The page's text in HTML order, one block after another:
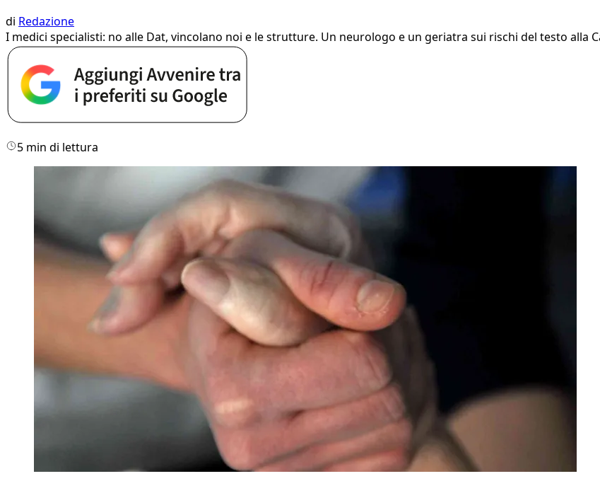
di Redazione
I medici specialisti: no alle Dat, vincolano noi e le strutture. Un neurologo e un geriatra sui rischi del testo alla
5 min di lettura